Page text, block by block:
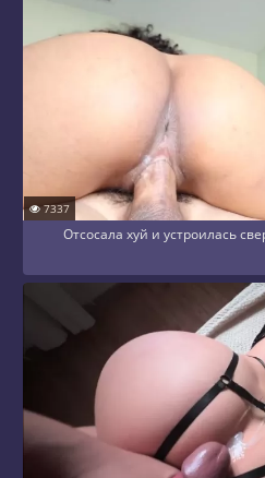
7337
Отсосала хуй и устроилась